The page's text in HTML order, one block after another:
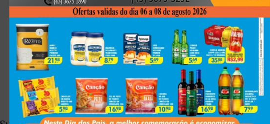
Carro E Caminhão Batem Na PR-
463, Em Colorado, E Motorista
Next